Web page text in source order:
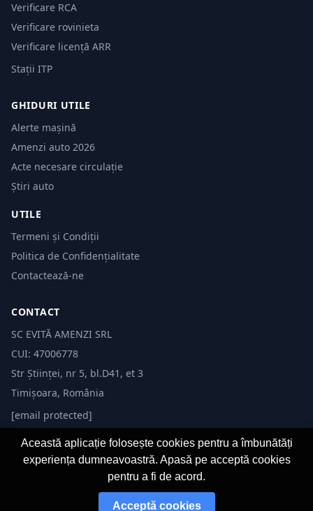
Verificare RCA
Verificare rovinieta
Verificare licență ARR
Stații ITP
GHIDURI UTILE
Alerte mașină
Amenzi auto 2026
Acte necesare circulație
Știri auto
UTILE
Termeni și Condiții
Politica de Confidențialitate
Contactează-ne
CONTACT
SC EVITĂ AMENZI SRL
CUI: 47006778
Str Științei, nr 5, bl.D41, et 3
Timișoara, România
[email protected]
© 2026 Evită Amenzi. Toate drepturile rezervate.
Această aplicație folosește cookies pentru a îmbunătăți
experiența dumneavoastră. Apasă pe acceptă cookies
pentru a fi de acord.
Acceptă cookies